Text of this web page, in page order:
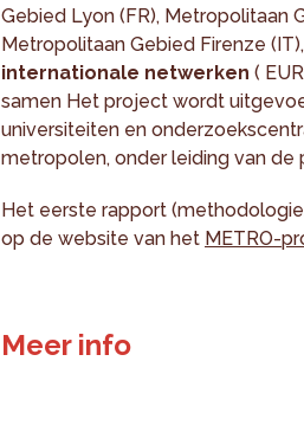
Gebied Lyon (FR), Metropolitaan
Metropolitaan Gebied Firenze
internationale netwerken (
samen Het project wordt
universiteiten en
metropolen, onder leiding van de
Het eerste rapport
op de website van het METRO-
Meer info